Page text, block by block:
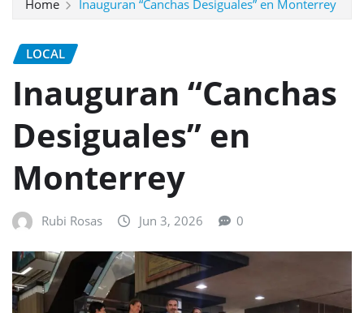
Home Inauguran “Canchas Desiguales” en Monterrey
LOCAL
Inauguran “Canchas
Desiguales” en
Monterrey
Rubi Rosas Jun 3, 2026 0